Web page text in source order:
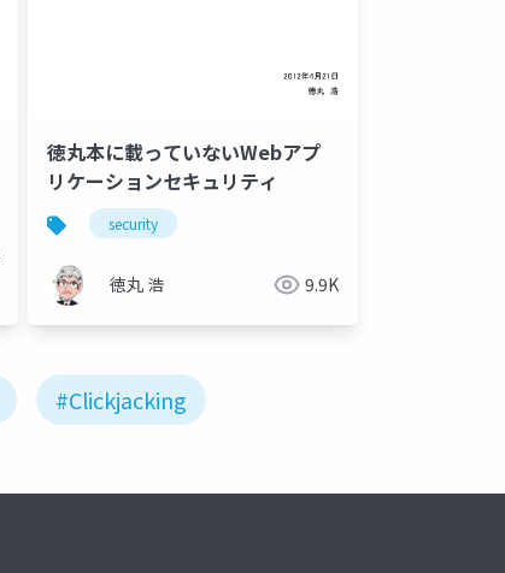
徳丸本に載っていないWebアプ
リケーションセキュリティ
security
徳丸 浩 9.9K
#Clickjacking